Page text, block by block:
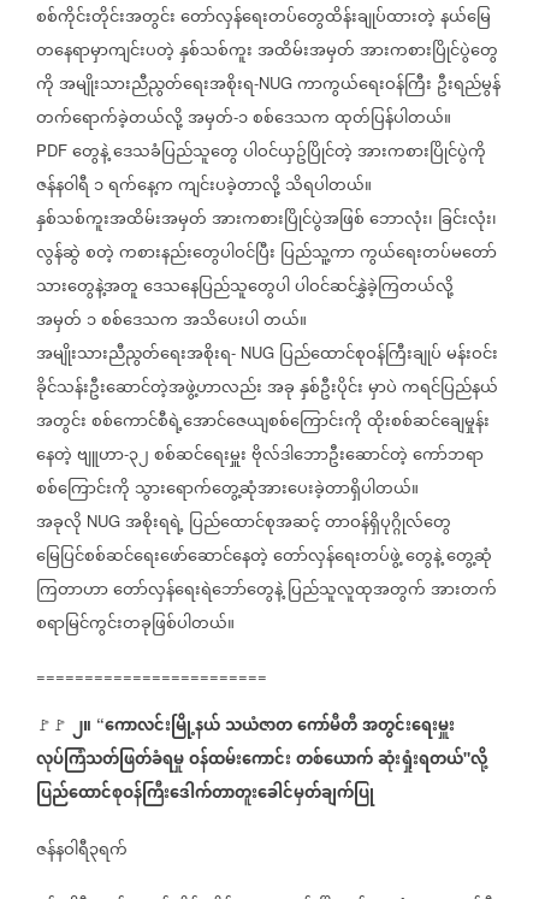
စစ်ကိုင်းတိုင်းအတွင်းတော်လှန်ရေးတပ်တွေထိန်းချုပ်ထားတဲ့နယ်မြေ
တနေရာမှာကျင်းပတဲ့နှစ်သစ်ကူးအထိမ်းအမှတ်အားကစားပြိုင်ပွဲတွေ
ကိုအမျိုးသားညီညွတ်ရေးအစိုးရ-NUG ကာကွယ်ရေးဝန်ကြီး ဦးရည်မွန်
တက်ရောက်ခဲ့တယ်လို့အမှတ်-၁စစ်ဒေသကထုတ်ပြန်ပါတယ်။
PDF တွေနဲ့ဒေသခံပြည်သူတွေပါဝင်ယှဥ်ပြိုင်တဲ့အားကစားပြိုင်ပွဲကို
ဇန်နဝါရီ ၁ရက်နေ့ကကျင်းပခဲ့တာလို့သိရပါတယ်။
နှစ်သစ်ကူးအထိမ်းအမှတ်အားကစားပြိုင်ပွဲအဖြစ်ဘောလုံး၊ ခြင်းလုံး၊
လွန်ဆွဲစတဲ့ကစားနည်းတွေပါဝင်ပြီး ပြည်သူ့ကာကွယ်ရေးတပ်မတော်
သားတွေနဲ့အတူဒေသနေပြည်သူတွေပါပါဝင်ဆင်နွှဲခဲ့ကြတယ်လို့
အမှတ် ၁စစ်ဒေသကအသိပေးပါတယ်။
အမျိုးသားညီညွတ်ရေးအစိုးရ- NUG ပြည်ထောင်စုဝန်ကြီးချုပ်မန်းဝင်း
ခိုင်သန်းဦးဆောင်တဲ့အဖွဲ့ဟာလည်းအခုနှစ်ဦးပိုင်းမှာပဲကရင်ပြည်နယ်
အတွင်းစစ်ကောင်စီရဲ့အောင်ဇေယျစစ်ကြောင်းကိုထိုးစစ်ဆင်ချေမှုန်း
နေတဲ့ဗျူဟာ-၃၂စစ်ဆင်ရေးမှူးဗိုလ်ဒါဘောဦးဆောင်တဲ့ကော်ဘရာ
စစ်ကြောင်းကို သွားရောက်တွေ့ဆုံအားပေးခဲ့တာရှိပါတယ်။
အခုလို NUG အစိုးရရဲ့ပြည်ထောင်စုအဆင့်တာဝန်ရှိပုဂ္ဂိုလ်တွေ
မြေပြင်စစ်ဆင်ရေးဖော်ဆောင်နေတဲ့တော်လှန်ရေးတပ်ဖွဲ့တွေနဲ့တွေ့ဆုံ
ကြတာဟာတော်လှန်ရေးရဲဘော်တွေနဲ့ပြည်သူလူထုအတွက်အားတက်
စရာမြင်ကွင်းတခုဖြစ်ပါတယ်။
========================
🚩🚩 ၂။ “ကောလင်းမြို့နယ်သယံဇာတကော်မီတီအတွင်းရေးမှူး
လုပ်ကြံသတ်ဖြတ်ခံရမှုဝန်ထမ်းကောင်းတစ်ယောက်ဆုံးရှုံးရတယ်"လို့
ပြည်ထောင်စုဝန်ကြီးဒေါက်တာတူးခေါင်မှတ်ချက်ပြု
ဇန်နဝါရီ၃ရက်